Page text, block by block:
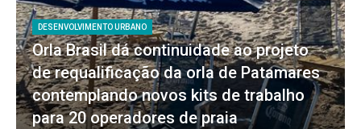
DESENVOLVIMENTO URBANO
Orla Brasil dá continuidade ao projeto
de requalificação da orla de Patamares
contemplando novos kits de trabalho
para 20 operadores de praia